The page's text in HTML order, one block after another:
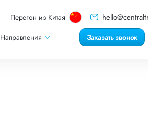
Перегон из Китая
Направления Заказать звонок